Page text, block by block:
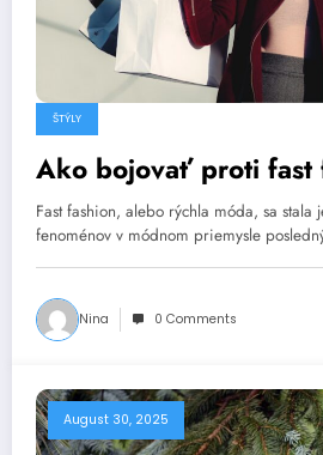
ŠTÝLY
Ako bojovať proti fast
Fast fashion, alebo rýchla móda, sa stala
fenoménov v módnom priemysle
Nina 0 Comments
August 30, 2025